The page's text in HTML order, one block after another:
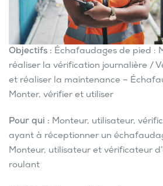
Objectifs : Échafaudages de pied :
réaliser la vérification journalière /
et réaliser la maintenance –
Monter, vérifier et utiliser
Pour qui : Monteur, utilisateur,
ayant à réceptionner un
Monteur, utilisateur et vérificateur
roulant